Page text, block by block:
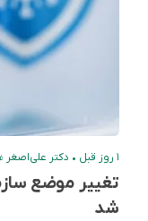
۱ روز قبل • دکتر علی‌اصغر
شد